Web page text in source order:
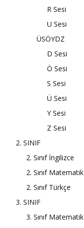
R Sesi
U Sesi
ÜSÖYDZ
D Sesi
Ö Sesi
S Sesi
Ü Sesi
Y Sesi
Z Sesi
2. SINIF
2. Sınıf İngilizce
2. Sınıf Matematik
2. Sınıf Türkçe
3. SINIF
3. Sınıf Matematik